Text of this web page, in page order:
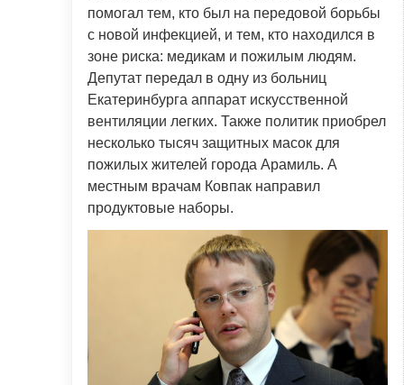
помогал тем, кто был на передовой борьбы
с новой инфекцией, и тем, кто находился в
зоне риска: медикам и пожилым людям.
Депутат передал в одну из больниц
Екатеринбурга аппарат искусственной
вентиляции легких. Также политик приобрел
несколько тысяч защитных масок для
пожилых жителей города Арамиль. А
местным врачам Ковпак направил
продуктовые наборы.